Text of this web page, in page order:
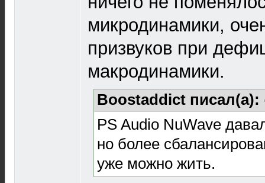
микродинамики,
призвуков при
макродинамики.
Boostaddict писал(а):
PS Audio NuWave
но более
уже можно жить.